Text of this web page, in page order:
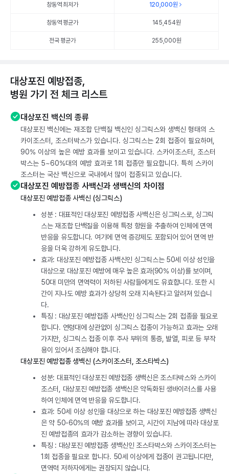
창동역 최저가 120,000원
창동역 평균가 145,454원
전국 평균가 255,000원
대상포진 예방접종,
병원 가기 전 체크 리스트
대상포진 백신의 종류
대상포진 백신에는 재조합 단백질 백신인 싱그릭스와 생백신 형태의 스
카이조스터, 조스터박스가 있습니다. 싱그릭스는 2회 접종이 필요하며,
90% 이상의 높은 예방 효과를 보이고 있습니다. 스카이조스터, 조스터
박스는 5~60%대의 예방 효과로 1회 접종만 필요합니다. 특히 스카이
조스터는 국산 백신으로 국내에서 많이 접종되고 있습니다.
대상포진 예방접종 사백신과 생백신의 차이점
대상포진 예방접종 사백신 (싱그릭스)
성분 : 대표적인 대상포진 예방접종 사백신은 싱그릭스로, 싱그릭
스는 재조합 단백질을 이용해 특정 항원을 추출하여 인체에 면역
반응을 유도합니다. 여기에 면역 증강제도 포함되어 있어 면역 반
응을 더욱 강하게 유도합니다.
효과: 대상포진 예방접종 사백신인 싱그릭스는 50세 이상 성인을
대상으로 대상포진 예방에 매우 높은 효과(90% 이상)를 보이며,
50대 미만의 면역력이 저하된 사람들에게도 유효합니다. 또한 시
간이 지나도 예방 효과가 상당히 오래 지속된다고 알려져 있습니
다.
특징 : 대상포진 예방접종 사백신인 싱그릭스는 2회 접종을 필요로
합니다. 연령대에 상관없이 싱그릭스 접종이 가능하고 효과는 오래
가지만, 싱그릭스 접종 이후 주사 부위의 통증, 발열, 피로 등 부작
용이 있어서 조심해야 합니다.
대상포진 예방접종 생백신 (스카이조스터, 조스타박스)
성분: 대표적인 대상포진 예방접종 생백신은 조스타박스와 스카이
조스터, 대상포진 예방접종 생백신은 약독화된 생바이러스를 사용
하여 인체에 면역 반응을 유도합니다.
효과: 50세 이상 성인을 대상으로 하는 대상포진 예방접종 생백신
은 약 50-60%의 예방 효과를 보이고, 시간이 지남에 따라 대상포
진 예방접종의 효과가 감소하는 경향이 있습니다.
특징 : 대상포진 예방접종 생백신인 조스타박스와 스카이조스터는
1회 접종을 필요로 합니다. 50세 이상에게 접종이 권고됩니다만,
면역력 저하자에게는 권장되지 않습니다.